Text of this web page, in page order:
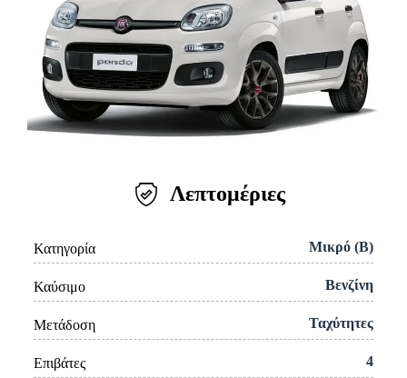
Λεπτομέριες
Κατηγορία Μικρό (Β)
Καύσιμο Βενζίνη
Μετάδοση Ταχύτητες
Επιβάτες 4